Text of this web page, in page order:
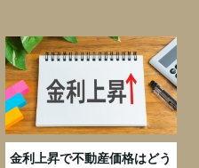
金利上昇で不動産価格はどう